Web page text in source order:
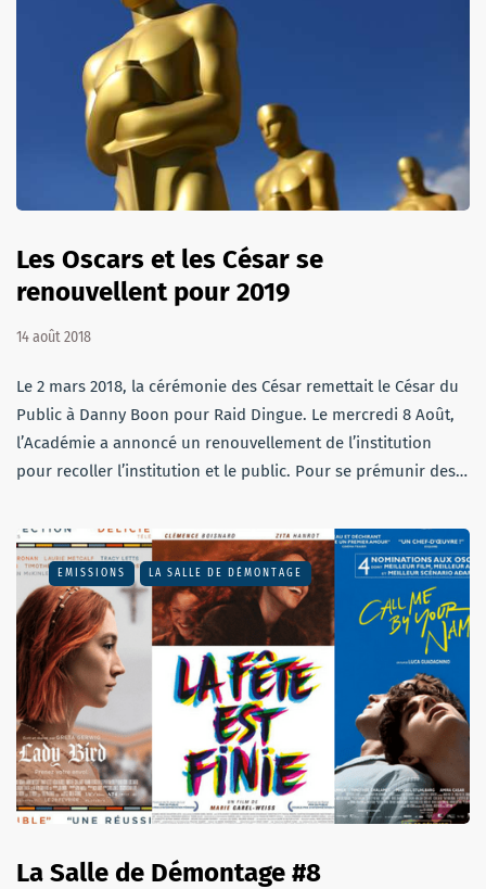
Les Oscars et les César se
renouvellent pour 2019
14 août 2018
Le 2 mars 2018, la cérémonie des César remettait le César du
Public à Danny Boon pour Raid Dingue. Le mercredi 8 Août,
l’Académie a annoncé un renouvellement de l’institution
pour recoller l’institution et le public. Pour se prémunir des…
EMISSIONS LA SALLE DE DÉMONTAGE
La Salle de Démontage #8